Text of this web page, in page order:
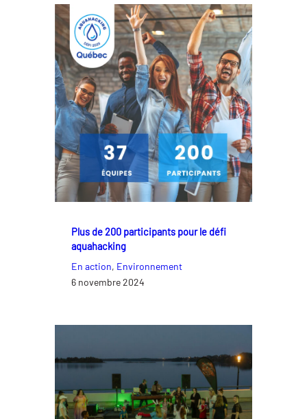
Plus de 200 participants pour le défi
aquahacking
En action, Environnement
6 novembre 2024